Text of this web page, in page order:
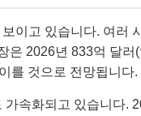
이고 있습니다. 여러
은 2026년 833억 달
를 것으로 전망됩니
속화되고 있습니다.